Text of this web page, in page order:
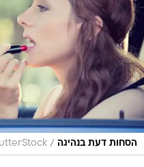
הסחות דעת בנהיגה /